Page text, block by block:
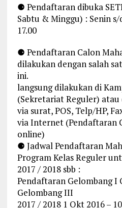
⚈ Pendaftaran dibuka
Sabtu & Minggu) : Senin
17.00
⚈ Pendaftaran Calon
dilakukan dengan salah
ini.
langsung dilakukan di
(Sekretariat Reguler)
via surat, POS, Telp/HP,
via Internet (Pendaftaran
online)
⚈ Jadwal Pendaftaran
Program Kelas Reguler
2017 / 2018 sbb :
Pendaftaran Gelombang I
Gelombang III
2017 / 2018 1 Okt 2016 –